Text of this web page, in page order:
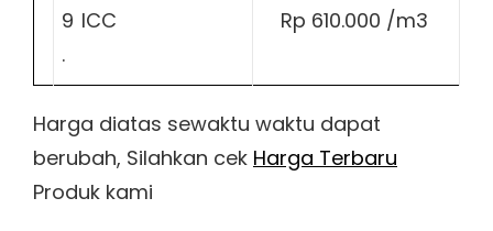
9
.
ICC Rp 610.000 /m3
Harga diatas sewaktu waktu dapat
berubah, Silahkan cek Harga Terbaru
Produk kami